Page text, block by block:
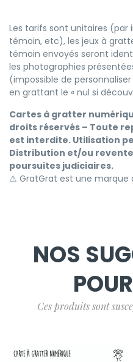
Les tarifs sont unitaires (par
témoin, etc), les jeux à
témoin envoyés seront
les photographies
(impossible de
en grattant le « nul si
Cartes à gratter
droits réservés – Toute
est interdite. Utilisation
Distribution et/ou
poursuites judiciaires.
⚠ GratGrat est une marque
NOS
Ces produits sont